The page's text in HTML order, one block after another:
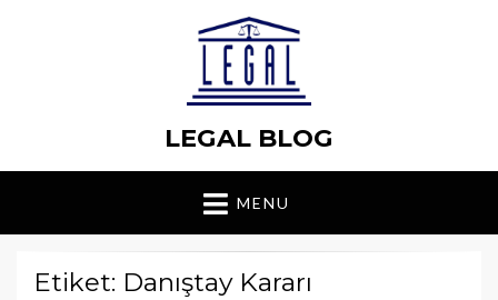
LEGAL BLOG
MENU
Etiket: Danıştay Kararı